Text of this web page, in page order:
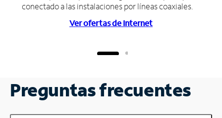
conectado a las instalaciones por líneas coaxiales.
Ver ofertas de Internet
Preguntas frecuentes